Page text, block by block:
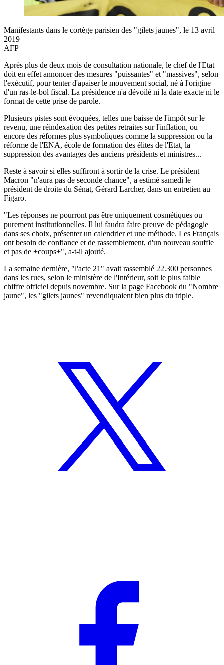
Manifestants dans le cortège parisien des "gilets jaunes", le 13 avril
2019
AFP
Après plus de deux mois de consultation nationale, le chef de l'Etat
doit en effet annoncer des mesures "puissantes" et "massives", selon
l'exécutif, pour tenter d'apaiser le mouvement social, né à l'origine
d'un ras-le-bol fiscal. La présidence n'a dévoilé ni la date exacte ni le
format de cette prise de parole.
Plusieurs pistes sont évoquées, telles une baisse de l'impôt sur le
revenu, une réindexation des petites retraites sur l'inflation, ou
encore des réformes plus symboliques comme la suppression ou la
réforme de l'ENA, école de formation des élites de l'Etat, la
suppression des avantages des anciens présidents et ministres...
Reste à savoir si elles suffiront à sortir de la crise. Le président
Macron "n'aura pas de seconde chance", a estimé samedi le
président de droite du Sénat, Gérard Larcher, dans un entretien au
Figaro.
"Les réponses ne pourront pas être uniquement cosmétiques ou
purement institutionnelles. Il lui faudra faire preuve de pédagogie
dans ses choix, présenter un calendrier et une méthode. Les Français
ont besoin de confiance et de rassemblement, d'un nouveau souffle
et pas de +coups+", a-t-il ajouté.
La semaine dernière, "l'acte 21" avait rassemblé 22.300 personnes
dans les rues, selon le ministère de l'Intérieur, soit le plus faible
chiffre officiel depuis novembre. Sur la page Facebook du "Nombre
jaune", les "gilets jaunes" revendiquaient bien plus du triple.